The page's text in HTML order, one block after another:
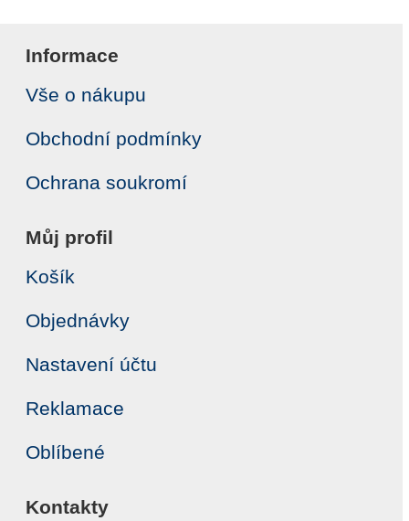
Informace
Vše o nákupu
Obchodní podmínky
Ochrana soukromí
Můj profil
Košík
Objednávky
Nastavení účtu
Reklamace
Oblíbené
Kontakty